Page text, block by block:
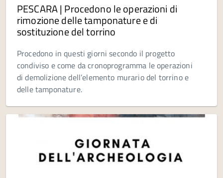
PESCARA | Procedono le operazioni di
rimozione delle tamponature e di
sostituzione del torrino
Procedono in questi giorni secondo il progetto
condiviso e come da cronoprogramma le operazioni
di demolizione dell’elemento murario del torrino e
delle tamponature.